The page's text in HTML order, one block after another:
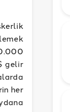
gelir
her